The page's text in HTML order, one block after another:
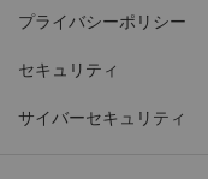
プライバシーポリシー
セキュリティ
サイバーセキュリティ